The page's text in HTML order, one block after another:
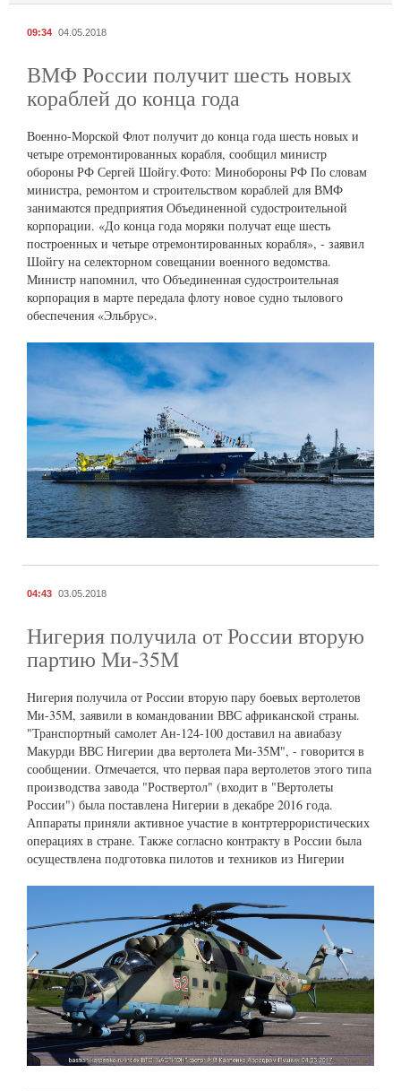
09:34 04.05.2018
ВМФ России получит шесть новых
кораблей до конца года
Военно-Морской Флот получит до конца года шесть новых и
четыре отремонтированных корабля, сообщил министр
обороны РФ Сергей Шойгу.Фото: Минобороны РФ По словам
министра, ремонтом и строительством кораблей для ВМФ
занимаются предприятия Объединенной судостроительной
корпорации. «До конца года моряки получат еще шесть
построенных и четыре отремонтированных корабля», - заявил
Шойгу на селекторном совещании военного ведомства.
Министр напомнил, что Объединенная судостроительная
корпорация в марте передала флоту новое судно тылового
обеспечения «Эльбрус».
04:43 03.05.2018
Нигерия получила от России вторую
партию Ми-35М
Нигерия получила от России вторую пару боевых вертолетов
Ми-35М, заявили в командовании ВВС африканской страны.
"Транспортный самолет Ан-124-100 доставил на авиабазу
Макурди ВВС Нигерии два вертолета Ми-35М", - говорится в
сообщении. Отмечается, что первая пара вертолетов этого типа
производства завода "Роствертол" (входит в "Вертолеты
России") была поставлена Нигерии в декабре 2016 года.
Аппараты приняли активное участие в контртеррористических
операциях в стране. Также согласно контракту в России была
осуществлена подготовка пилотов и техников из Нигерии